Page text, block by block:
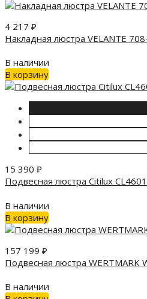
4 217 ₽
Накладная люстра VELANTE
В наличии
В корзину
15 390 ₽
Подвесная люстра Citilux
В наличии
В корзину
157 199 ₽
Подвесная люстра WERTMARK
В наличии